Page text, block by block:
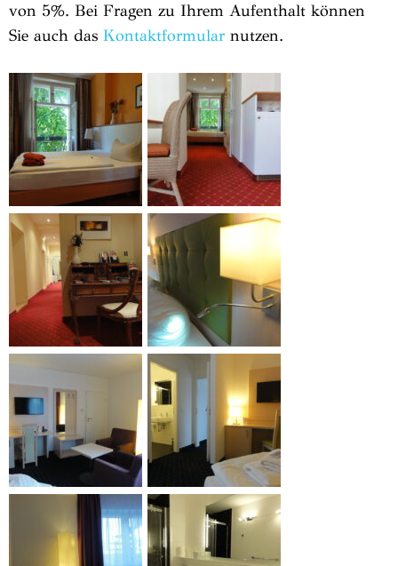
von 5%. Bei Fragen zu Ihrem Aufenthalt können
Sie auch das Kontaktformular nutzen.